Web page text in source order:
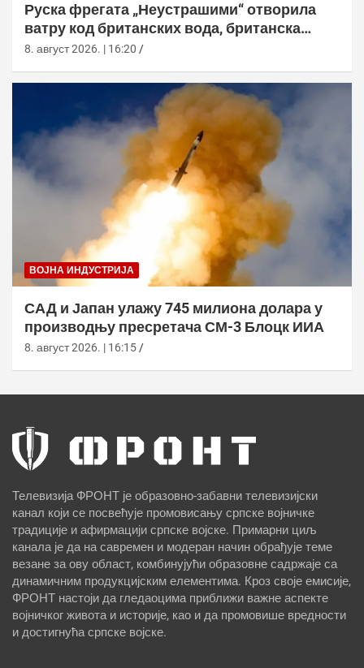
Руска фрегата „Неустрашими“ отворила
ватру код британских вода, британска
морнарица појачала праћење
8. август 2026. | 16:20
ВОЈНА ИНДУСТРИЈА
САД и Јапан улажу 745 милиона долара у
производњу пресретача СМ-3 Блоцк ИИА
8. август 2026. | 16:15
Телевизија ФРОНТ је образовно-забавни телевизијски
канал који се посвећује промовисању српске војничке
традиције и афирмацији српске војске. Примарни циљ
канала је да на савремен и модеран начин обрађује теме
везане за ову област, комбинујући образовне садржаје са
динамичним продукцијским елементима. Кроз своје емисије,
ФРОНТ настоји да гледаоцима приближи важне аспекте
војничког живота и историје, као и да промовише вредности
и достигнућа српске војске.